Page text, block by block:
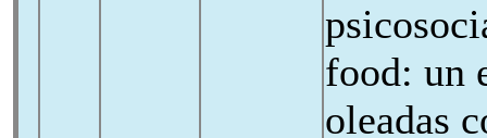
food: un
oleadas